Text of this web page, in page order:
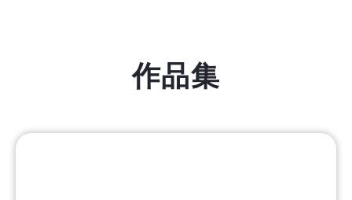
作品集